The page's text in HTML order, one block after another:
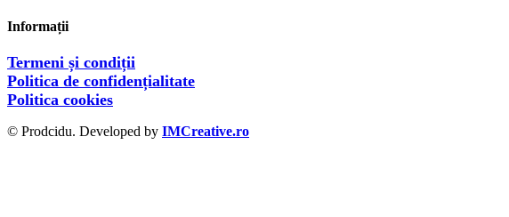
Informații
Termeni și condiții
Politica de confidențialitate
Politica cookies
© Prodcidu. Developed by IMCreative.ro